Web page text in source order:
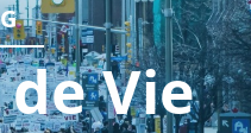
Vie